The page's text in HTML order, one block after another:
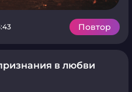
Повтор
в любви